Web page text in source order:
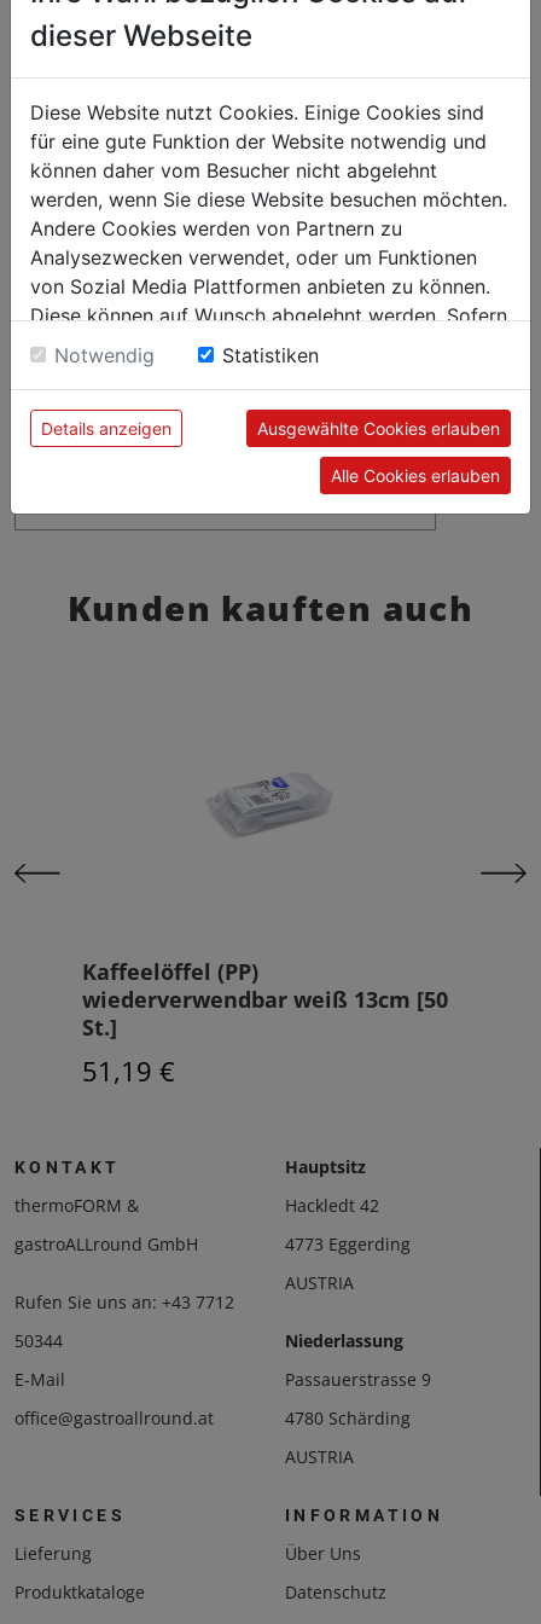
Kunden kauften auch
Kaffeelöffel (PP)
wiederverwendbar weiß 13cm [50
St.]
51,19 €
KONTAKT
thermoFORM &
gastroALLround GmbH
Rufen Sie uns an: +43 7712
50344
E-Mail
office@gastroallround.at
Hauptsitz
Hackledt 42
4773 Eggerding
AUSTRIA
Niederlassung
Passauerstrasse 9
4780 Schärding
AUSTRIA
SERVICES
Lieferung
Produktkataloge
INFORMATION
Über Uns
Datenschutz
dieser Webseite
Diese Website nutzt Cookies. Einige Cookies sind
für eine gute Funktion der Website notwendig und
können daher vom Besucher nicht abgelehnt
werden, wenn Sie diese Website besuchen möchten.
Andere Cookies werden von Partnern zu
Analysezwecken verwendet, oder um Funktionen
von Sozial Media Plattformen anbieten zu können.
Diese können auf Wunsch abgelehnt werden. Sofern
sie unsere Webseite weiter nutzen, geben Sie
Einwilligung zu unseren Cookies.
Notwendig Statistiken
Details anzeigen Ausgewählte Cookies erlauben
Alle Cookies erlauben